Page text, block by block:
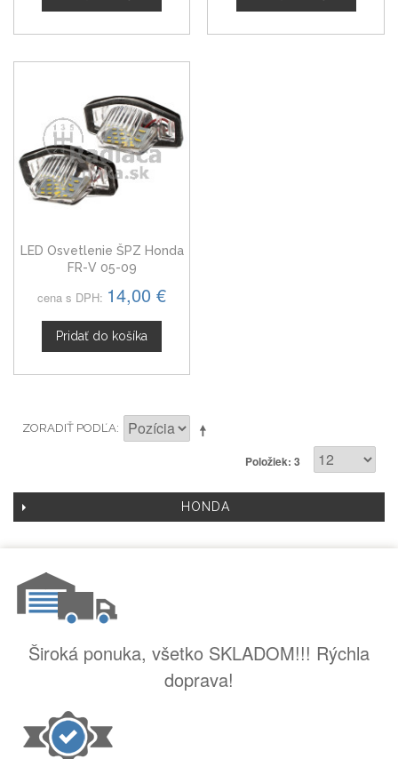
LED Osvetlenie ŠPZ Honda
FR-V 05-09
cena s DPH: 14,00 €
Pridať do košíka
ZORADIŤ PODĽA
Položiek: 3
HONDA
Široká ponuka, všetko SKLADOM!!! Rýchla
doprava!